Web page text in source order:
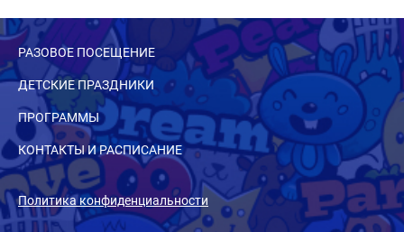
РАЗОВОЕ ПОСЕЩЕНИЕ
ДЕТСКИЕ ПРАЗДНИКИ
ПРОГРАММЫ
КОНТАКТЫ И РАСПИСАНИЕ
Политика конфиденциальности